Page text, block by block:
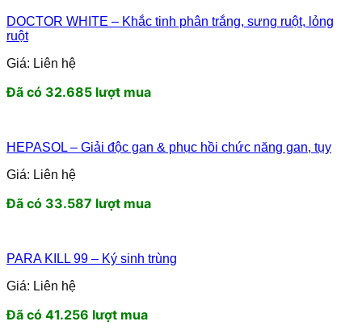
DOCTOR WHITE – Khắc tinh phân trắng, sưng ruột, lỏng
ruột
Giá: Liên hệ
Đã có 32.685 lượt mua
HEPASOL – Giải độc gan & phục hồi chức năng gan, tụy
Giá: Liên hệ
Đã có 33.587 lượt mua
PARA KILL 99 – Ký sinh trùng
Giá: Liên hệ
Đã có 41.256 lượt mua